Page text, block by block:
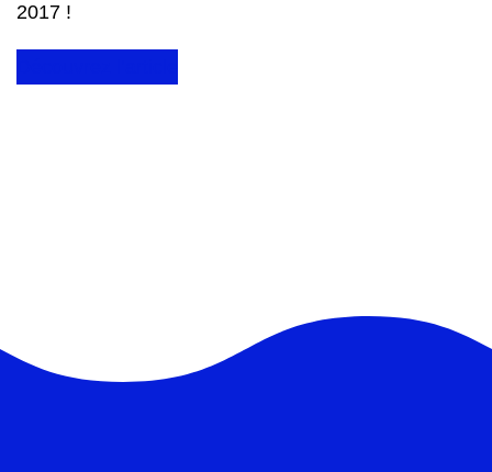
2017 !